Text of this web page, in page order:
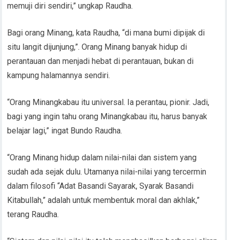
memuji diri sendiri,” ungkap Raudha.
Bagi orang Minang, kata Raudha, “di mana bumi dipijak di
situ langit dijunjung,”. Orang Minang banyak hidup di
perantauan dan menjadi hebat di perantauan, bukan di
kampung halamannya sendiri.
“Orang Minangkabau itu universal. Ia perantau, pionir. Jadi,
bagi yang ingin tahu orang Minangkabau itu, harus banyak
belajar lagi,” ingat Bundo Raudha.
“Orang Minang hidup dalam nilai-nilai dan sistem yang
sudah ada sejak dulu. Utamanya nilai-nilai yang tercermin
dalam filosofi “Adat Basandi Sayarak, Syarak Basandi
Kitabullah,” adalah untuk membentuk moral dan akhlak,”
terang Raudha.